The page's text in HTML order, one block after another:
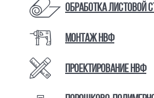
Обработка листовой
Монтаж НВФ
Проектирование НВФ
КАТАЛОГ ТОВАРОВ И